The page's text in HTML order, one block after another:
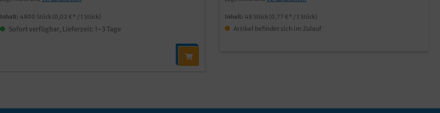
Inhalt: 4800 Stück (0,02 €* / 1 Stück)
Sofort verfügbar, Lieferzeit: 1-3 Tage
Inhalt: 48 Stück (0,77 €* / 1 Stück)
Artikel befindet sich im Zulauf